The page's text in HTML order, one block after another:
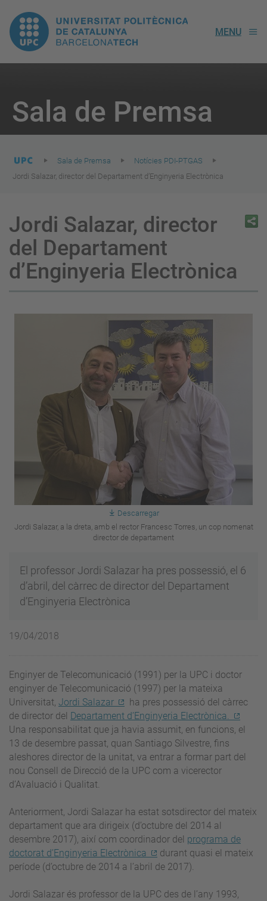
UPC.
Universitat
de
Catalunya
MENU
Sala de Premsa
here:
Sala de Premsa
Notícies PDI-PTGAS
Jordi Salazar, director del Departament d’Enginyeria Electrònica
Jordi Salazar, director
del Departament
d’Enginyeria Electrònica
Descarregar
Jordi Salazar, a la dreta, amb el rector Francesc Torres, un cop nomenat
director de departament
El professor Jordi Salazar ha pres possessió, el 6
d’abril, del càrrec de director del Departament
d’Enginyeria Electrònica
19/04/2018
Enginyer de Telecomunicació (1991) per la UPC i doctor
enginyer de Telecomunicació (1997) per la mateixa
Universitat, Jordi Salazar
ha pres possessió del càrrec
de director del Departament d’Enginyeria Electrònica.
Una responsabilitat que ja havia assumit, en funcions, el
13 de desembre passat, quan Santiago Silvestre, fins
aleshores director de la unitat, va entrar a formar part del
nou Consell de Direcció de la UPC com a vicerector
d’Avaluació i Qualitat.
Anteriorment, Jordi Salazar ha estat sotsdirector del mateix
departament que ara dirigeix (d’octubre del 2014 al
desembre 2017), així com coordinador del programa de
doctorat d’Enginyeria Electrònica
durant quasi el mateix
període (d’octubre de 2014 a l’abril de 2017).
Jordi Salazar és professor de la UPC des de l’any 1993,